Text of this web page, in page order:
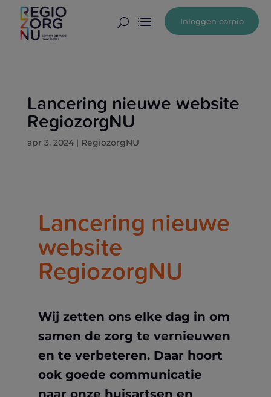
U Inloggen corpio
Lancering nieuwe website
RegiozorgNU
apr 3, 2024| RegiozorgNU
Lancering nieuwe
website
RegiozorgNU
Wij zetten ons elke dag in om
samen de zorg te vernieuwen
en te verbeteren. Daar hoort
ook goede communicatie
naar onze huisartsen en